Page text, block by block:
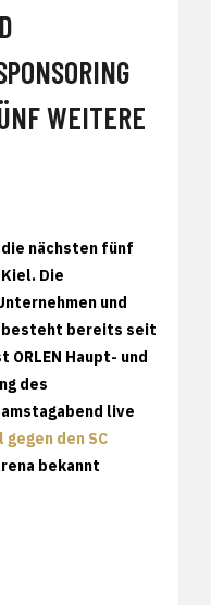
WEITERE
nächsten fünf
Die
und
besteht bereits seit
ORLEN Haupt- und
des
live
den SC
bekannt